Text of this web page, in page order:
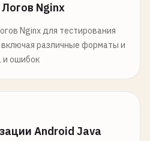
Nginx
Nginx для тестирования
различные форматы и
и ошибок
Android Java